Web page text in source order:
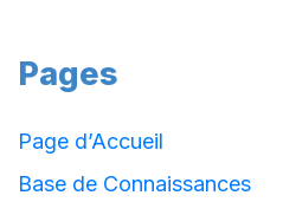
Pages
Page d’Accueil
Base de Connaissances